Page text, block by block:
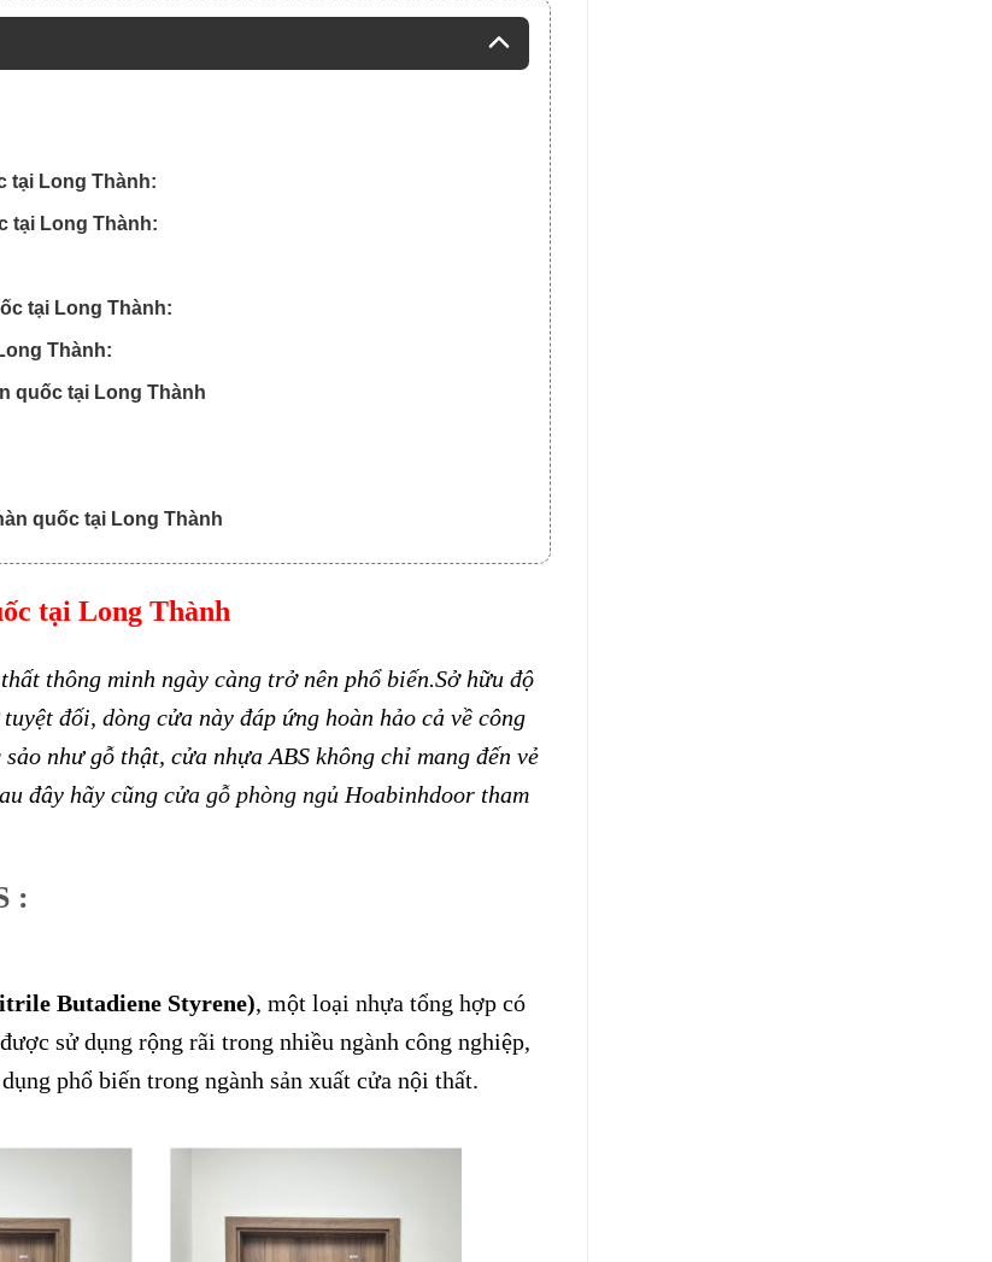
tại Long Thành:
tại Long Thành:
tại Long Thành:
Thành:
quốc tại Long Thành
quốc tại Long Thành
tại Long Thành
thông minh ngày càng trở nên phổ biến.Sở hữu độ
đối, dòng cửa này đáp ứng hoàn hảo cả về công
như gỗ thật, cửa nhựa ABS không chỉ mang đến vẻ
đây hãy cũng cửa gỗ phòng ngủ Hoabinhdoor tham
:
Butadiene Styrene), một loại nhựa tổng hợp có
sử dụng rộng rãi trong nhiều ngành công nghiệp,
phổ biến trong ngành sản xuất cửa nội thất.